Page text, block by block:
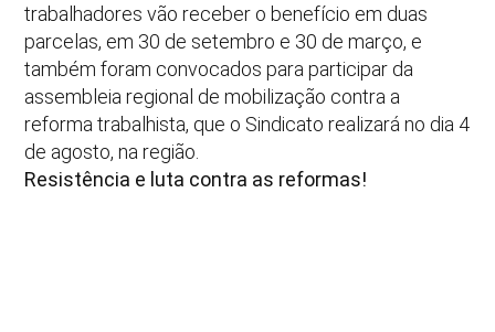
trabalhadores vão receber o benefício em duas
parcelas, em 30 de setembro e 30 de março, e
também foram convocados para participar da
assembleia regional de mobilização contra a
reforma trabalhista, que o Sindicato realizará no dia 4
de agosto, na região.
Resistência e luta contra as reformas!